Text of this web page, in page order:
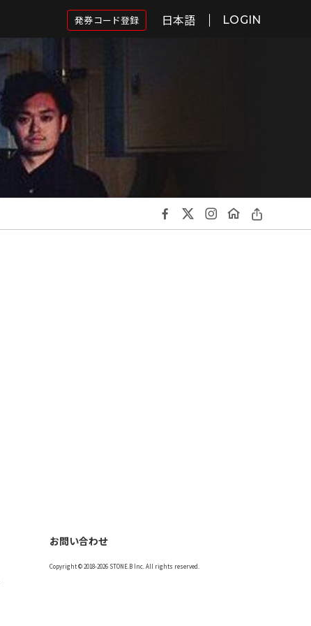
発券コード登録 日本語 LOGIN
お問い合わせ
Copyright © 2018-2026 STONE.B Inc. All rights reserved.